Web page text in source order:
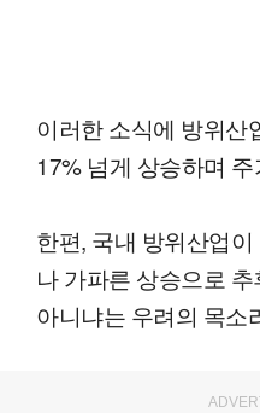
이러한 소식에 방위산
17% 넘게 상승하며
한편, 국내 방위산업
나 가파른 상승으로
아니냐는 우려의 목소